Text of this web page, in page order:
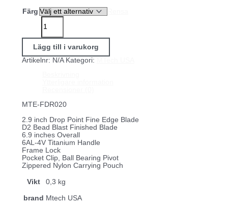
Färg
MTech
Evolution
Series
-
Limited
Lägg till i varukorg
Artikelnr: N/A Kategori:
MTE-FDR020
2.9 inch Drop Point Fine Edge Blade
D2 Bead Blast Finished Blade
6.9 inches Overall
6AL-4V Titanium Handle
Frame Lock
Pocket Clip, Ball Bearing Pivot
Zippered Nylon Carrying Pouch
Vikt 0,3 kg
brand Mtech USA